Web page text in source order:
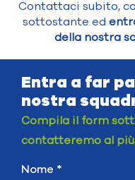
Contattaci subito,
sottostante ed
della nostra
Entra a far
nostra
Compila il form
contatteremo al
Nome